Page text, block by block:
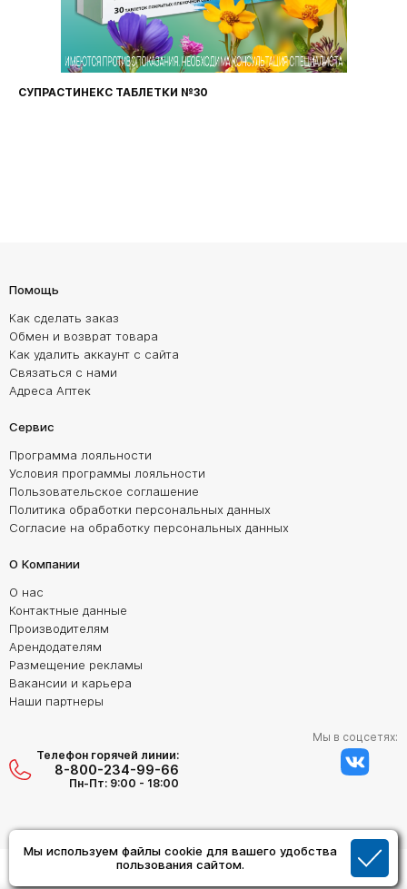
Мы используем файлы cookie для вашего удобства
пользования сайтом.
СУПРАСТИНЕКС ТАБЛЕТКИ №30
Помощь
Как сделать заказ
Обмен и возврат товара
Как удалить аккаунт с сайта
Связаться с нами
Адреса Аптек
Сервис
Программа лояльности
Условия программы лояльности
Пользовательское соглашение
Политика обработки персональных данных
Согласие на обработку персональных данных
О Компании
О нас
Контактные данные
Производителям
Арендодателям
Размещение рекламы
Вакансии и карьера
Наши партнеры
Телефон горячей линии:
8-800-234-99-66
Пн-Пт: 9:00 - 18:00
Мы в соцсетях: